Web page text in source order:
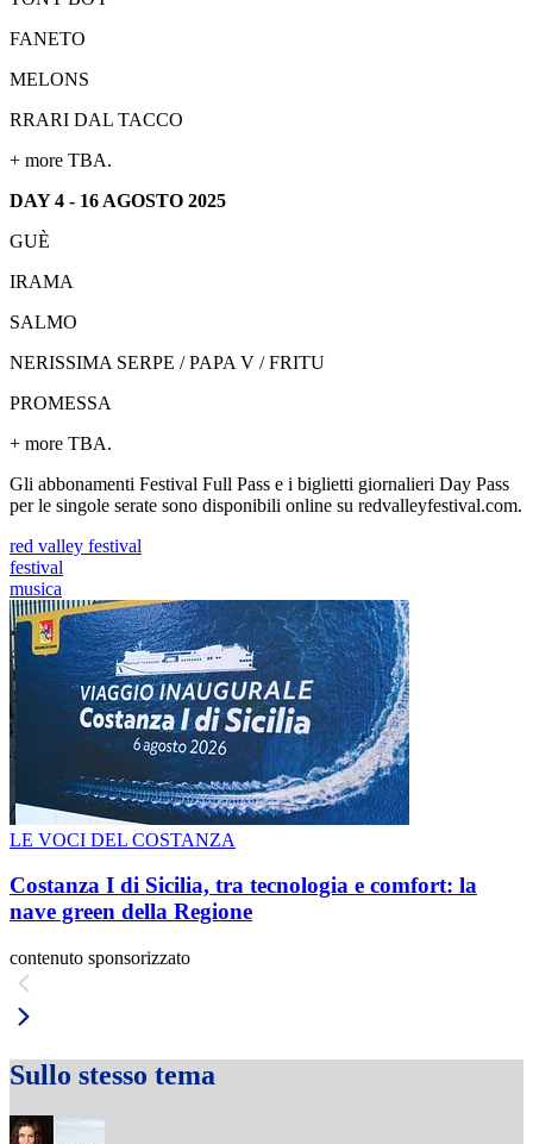
FANETO
MELONS
RRARI DAL TACCO
+ more TBA.
DAY 4 - 16 AGOSTO 2025
GUÈ
IRAMA
SALMO
NERISSIMA SERPE / PAPA V / FRITU
PROMESSA
+ more TBA.
Gli abbonamenti Festival Full Pass e i biglietti giornalieri Day Pass
per le singole serate sono disponibili online su redvalleyfestival.com.
red valley festival
festival
musica
LE VOCI DEL COSTANZA
Costanza I di Sicilia, tra tecnologia e comfort: la
nave green della Regione
contenuto sponsorizzato
Sullo stesso tema